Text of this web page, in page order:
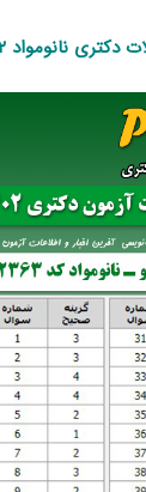
دکتری نانومواد ۱۴۰۲